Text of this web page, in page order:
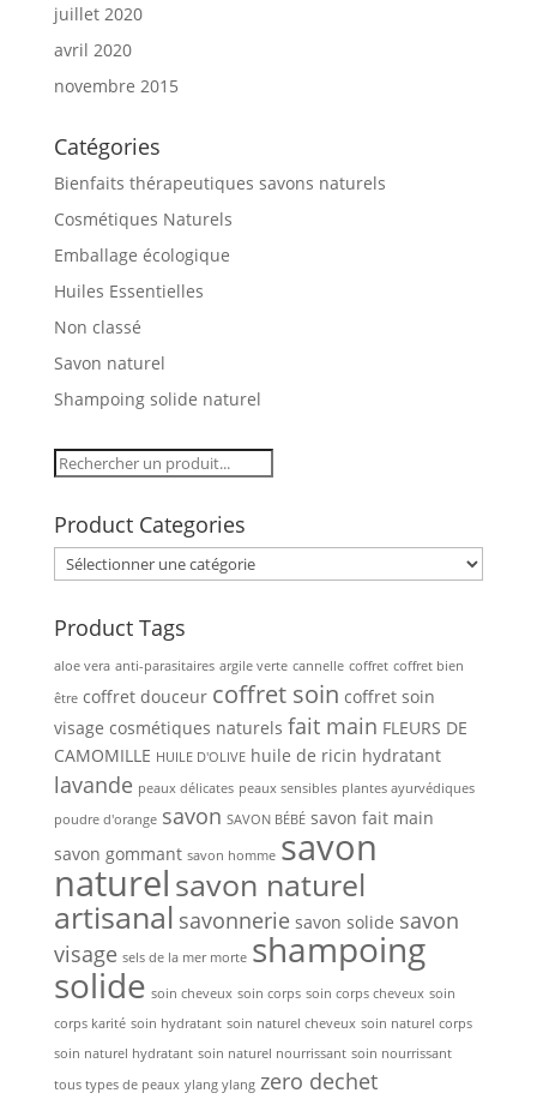
juillet 2020
avril 2020
novembre 2015
Catégories
Bienfaits thérapeutiques savons naturels
Cosmétiques Naturels
Emballage écologique
Huiles Essentielles
Non classé
Savon naturel
Shampoing solide naturel
Product Categories
Product Tags
aloe vera anti-parasitaires argile verte cannelle coffret coffret bien
être coffret douceur coffret soin coffret soin
visage cosmétiques naturels fait main FLEURS DE
CAMOMILLE HUILE D'OLIVE huile de ricin hydratant
lavande peaux délicates peaux sensibles plantes ayurvédiques
poudre d'orange savon SAVON BÉBÉ savon fait main
savon gommant savon homme savon
naturel savon naturel
artisanal savonnerie savon solide savon
visage sels de la mer morte shampoing
solide soin cheveux soin corps soin corps cheveux soin
corps karité soin hydratant soin naturel cheveux soin naturel corps
soin naturel hydratant soin naturel nourrissant soin nourrissant
tous types de peaux ylang ylang zero dechet